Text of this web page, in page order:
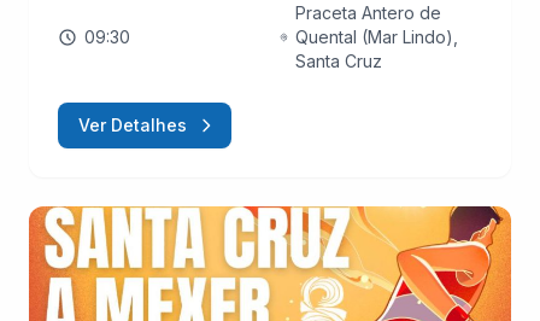
09:30
Praceta Antero de
Quental (Mar Lindo),
Santa Cruz
Ver Detalhes